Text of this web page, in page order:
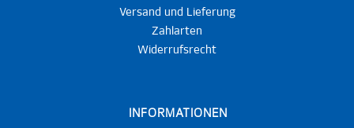
Versand und Lieferung
Zahlarten
Widerrufsrecht
INFORMATIONEN